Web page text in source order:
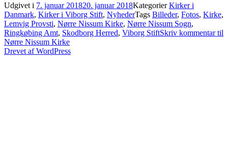
Udgivet i 7. januar 201820. januar 2018KategorierKirker i
Danmark, Kirker i Viborg Stift, NyhederTags Billeder, Fotos, Kirke,
Lemvig Provsti, Nørre Nissum Kirke, Nørre Nissum Sogn,
Ringkøbing Amt, Skodborg Herred, Viborg StiftSkriv kommentartil
Nørre Nissum Kirke
Drevet af WordPress